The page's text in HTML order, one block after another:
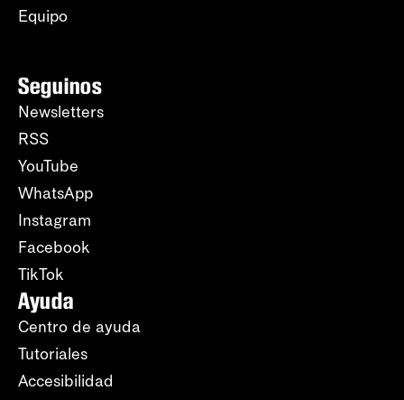
Equipo
Seguinos
Newsletters
RSS
YouTube
WhatsApp
Instagram
Facebook
TikTok
Ayuda
Centro de ayuda
Tutoriales
Accesibilidad